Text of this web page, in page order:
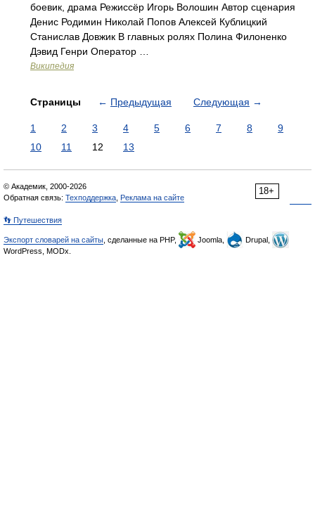
боевик, драма Режиссёр Игорь Волошин Автор сценария
Денис Родимин Николай Попов Алексей Кублицкий
Станислав Довжик В главных ролях Полина Филоненко
Дэвид Генри Оператор …
Википедия
Страницы ← Предыдущая Следующая →
1 2 3 4 5 6 7 8
9
10
11 12 13
18+
© Академик, 2000-2026
Обратная связь: Техподдержка Реклама на сайте
👣 Путешествия
Экспорт словарей на сайты , сделанные на PHP, Joomla,
Drupal,
WordPress, MODx.